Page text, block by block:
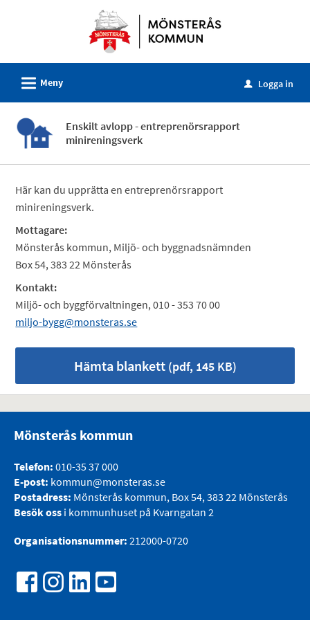
tjänster
Mönsterås
kommun
L Meny u Logga in
Enskilt avlopp - entreprenörsrapport
minireningsverk
Här kan du upprätta en entreprenörsrapport
minireningsverk.
Mottagare:
Mönsterås kommun, Miljö- och byggnadsnämnden
Box 54, 383 22 Mönsterås
Kontakt:
Miljö- och byggförvaltningen, 010 - 353 70 00
miljo-bygg@monsteras.se
Hämta blankett(pdf, 145 KB)
Mönsterås kommun
Telefon: 010-35 37 000
E-post: kommun@monsteras.se
Postadress: Mönsterås kommun, Box 54, 383 22 Mönsterås
Besök oss i kommunhuset på Kvarngatan 2
Organisationsnummer: 212000-0720